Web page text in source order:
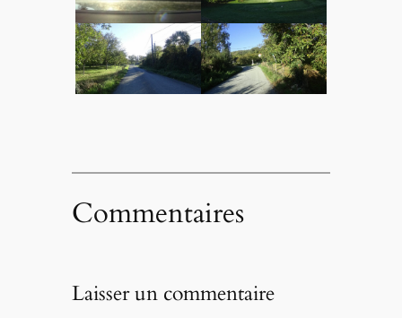
Commentaires
Laisser un commentaire